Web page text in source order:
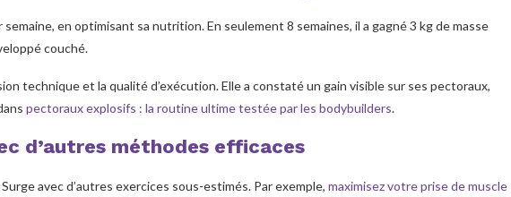
semaine, en optimisant sa nutrition. En seulement 8 semaines, il a gagné 3 kg de masse
couché.
technique et la qualité d’exécution. Elle a constaté un gain visible sur ses pectoraux,
pectoraux explosifs : la routine ultime testée par les bodybuilders.
d’autres méthodes efficaces
avec d’autres exercices sous-estimés. Par exemple, maximisez votre prise de muscle